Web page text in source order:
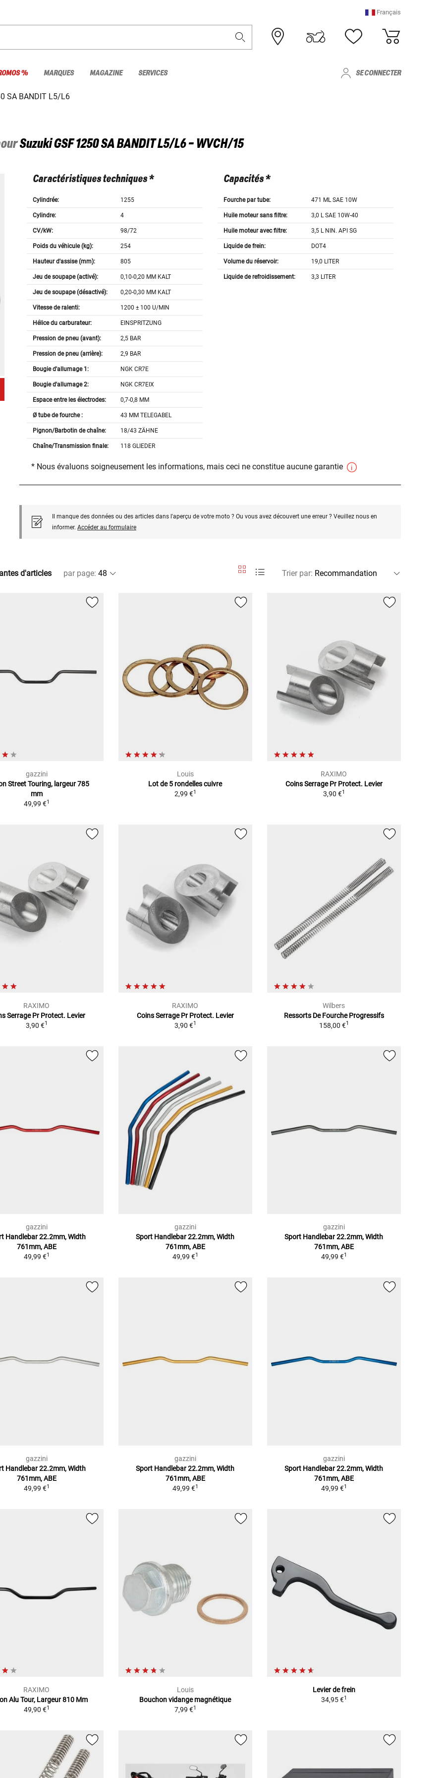
Français
% MARQUES MAGAZINE SERVICES SE CONNECTER
SA BANDIT L5/L6
SuzukiGSF 1250 SA BANDIT L5/L6 - WVCH/15
Caractéristiques techniques *
Cylindrée: 1255
Cylindre: 4
CV/kW: 98/72
Poids du véhicule (kg): 254
Hauteur d'assise (mm): 805
Jeu de soupape (activé): 0,10-0,20 MM KALT
Jeu de soupape (désactivé): 0,20-0,30 MM KALT
Vitesse de ralenti: 1200 ± 100 U/MIN
Hélice du carburateur: EINSPRITZUNG
Pression de pneu (avant): 2,5 BAR
Pression de pneu (arrière): 2,9 BAR
Bougie d'allumage 1: NGK CR7E
Bougie d'allumage 2: NGK CR7EIX
Espace entre les électrodes: 0,7-0,8 MM
Ø tube de fourche : 43 MM TELEGABEL
Pignon/Barbotin de chaîne: 18/43 ZÄHNE
Chaîne/Transmission finale: 118 GLIEDER
Capacités *
Fourche par tube: 471 ML SAE 10W
Huile moteur sans filtre: 3,0 L SAE 10W-40
Huile moteur avec filtre: 3,5 L NIN. API SG
Liquide de frein: DOT4
Volume du réservoir: 19,0 LITER
Liquide de refroidissement: 3,3 LITER
* Nous évaluons soigneusement les informations, mais ceci ne constitue aucune garantie
Il manque des données ou des articles dans l'aperçu de votre moto ? Ou vous avez découvert une erreur ? Veuillez nous en
informer. Accéder au formulaire
d'articles par page: Trier par:
gazzini
Street Touring, largeur 785
mm
49,99 €1
Louis
Lot de 5 rondelles cuivre
2,99 €1
RAXIMO
Coins Serrage Pr Protect. Levier
3,90 €1
RAXIMO
Serrage Pr Protect. Levier
3,90 €1
RAXIMO
Coins Serrage Pr Protect. Levier
3,90 €1
Wilbers
Ressorts De Fourche Progressifs
158,00 €1
gazzini
Handlebar 22.2mm, Width
761mm, ABE
49,99 €1
gazzini
Sport Handlebar 22.2mm, Width
761mm, ABE
49,99 €1
gazzini
Sport Handlebar 22.2mm, Width
761mm, ABE
49,99 €1
gazzini
Handlebar 22.2mm, Width
761mm, ABE
49,99 €1
gazzini
Sport Handlebar 22.2mm, Width
761mm, ABE
49,99 €1
gazzini
Sport Handlebar 22.2mm, Width
761mm, ABE
49,99 €1
RAXIMO
Alu Tour, Largeur 810 Mm
49,90 €1
Louis
Bouchon vidange magnétique
7,99 €1
Levier de frein
34,95 €1